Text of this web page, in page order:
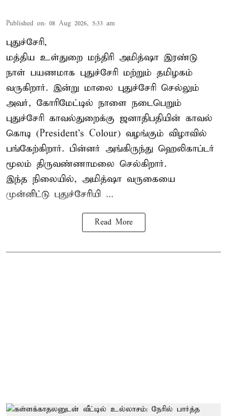
Published on: 08 Aug 2026, 5:33 am
புதுச்சேரி,
மத்திய உள்துறை மந்திரி அமித்ஷா இரண்டு
நாள் பயணமாக புதுச்சேரி மற்றும் தமிழகம்
வருகிறார். இன்று மாலை புதுச்சேரி செல்லும்
அவர், கோரிமேட்டில் நாளை நடைபெறும்
புதுச்சேரி காவல்துறைக்கு ஜனாதிபதியின் காவல்
கொடி (President's Colour) வழங்கும் விழாவில்
பங்கேற்கிறார். பின்னர் அங்கிருந்து ஹெலிகாப்டர்
மூலம் திருவண்ணாமலை செல்கிறார்.
இந்த நிலையில், அமித்ஷா வருகையை
முன்னிட்டு புதுச்சேரியி ...
Read More